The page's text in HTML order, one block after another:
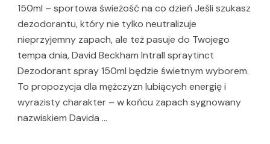
150ml – sportowa świeżość na co dzień Jeśli szukasz
dezodorantu, który nie tylko neutralizuje
nieprzyjemny zapach, ale też pasuje do Twojego
tempa dnia, David Beckham Intrall spraytinct
Dezodorant spray 150ml będzie świetnym wyborem.
To propozycja dla mężczyzn lubiących energię i
wyrazisty charakter – w końcu zapach sygnowany
nazwiskiem Davida …